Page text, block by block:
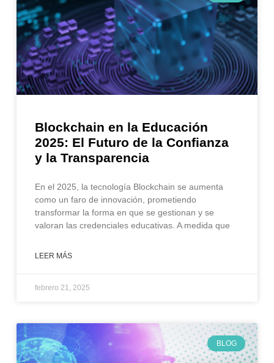
Blockchain en la Educación
2025: El Futuro de la Confianza
y la Transparencia
En el 2025, la tecnología Blockchain se aumenta
como un faro de innovación, prometiendo
transformar la forma en que se gestionan y se
valoran las credenciales educativas. A medida que
LEER MÁS
febrero 21, 2025
BLOG